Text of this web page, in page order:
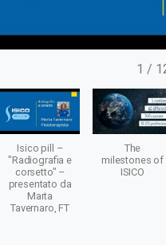
1 /
Isico pill –
"Radiografia e
corsetto" –
presentato da
Marta
Tavernaro, FT
The
milestones of
ISICO